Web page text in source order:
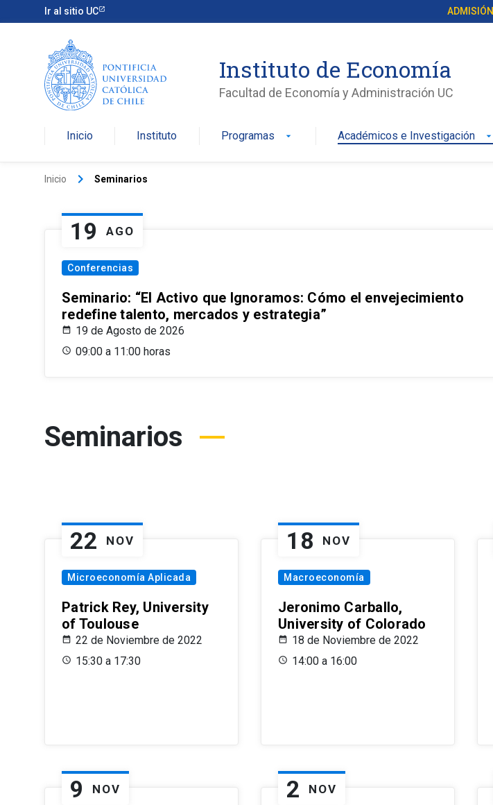
Ir al sitio UC ADMISIÓN
Instituto de Economía
Facultad de Economía y Administración UC
Inicio Instituto Programas arrow_drop_down Académicos e Investigación arrow_drop_down
Inicio keyboard_arrow_right Seminarios
19 AGO
Conferencias
Seminario: “El Activo que Ignoramos: Cómo el envejecimiento
redefine talento, mercados y estrategia”
19 de Agosto de 2026
09:00 a 11:00 horas
Seminarios
22 NOV
Microeconomía Aplicada
Patrick Rey, University
of Toulouse
22 de Noviembre de 2022
15:30 a 17:30
18 NOV
Macroeconomía
Jeronimo Carballo,
University of Colorado
18 de Noviembre de 2022
14:00 a 16:00
9 NOV 2 NOV